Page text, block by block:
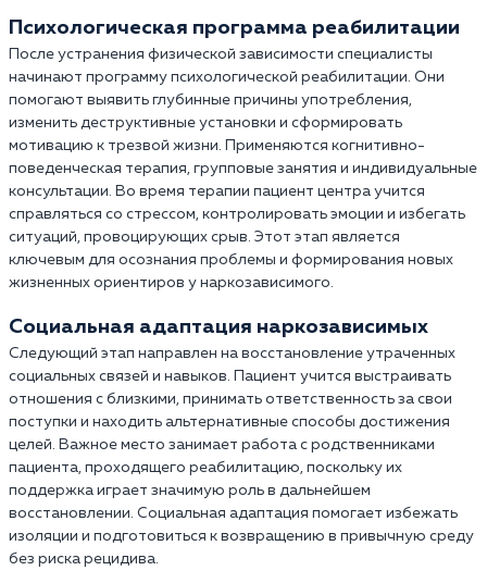
Психологическая программа реабилитации
После устранения физической зависимости специалисты
начинают программу психологической реабилитации. Они
помогают выявить глубинные причины употребления,
изменить деструктивные установки и сформировать
мотивацию к трезвой жизни. Применяются когнитивно-
поведенческая терапия, групповые занятия и индивидуальные
консультации. Во время терапии пациент центра учится
справляться со стрессом, контролировать эмоции и избегать
ситуаций, провоцирующих срыв. Этот этап является
ключевым для осознания проблемы и формирования новых
жизненных ориентиров у наркозависимого.
Социальная адаптация наркозависимых
Следующий этап направлен на восстановление утраченных
социальных связей и навыков. Пациент учится выстраивать
отношения с близкими, принимать ответственность за свои
поступки и находить альтернативные способы достижения
целей. Важное место занимает работа с родственниками
пациента, проходящего реабилитацию, поскольку их
поддержка играет значимую роль в дальнейшем
восстановлении. Социальная адаптация помогает избежать
изоляции и подготовиться к возвращению в привычную среду
без риска рецидива.